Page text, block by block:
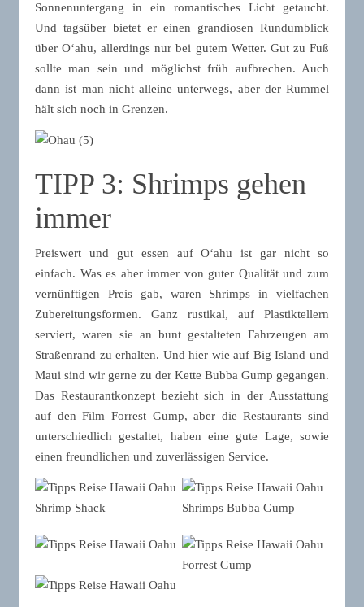
Sonnenuntergang in ein romantisches Licht getaucht.
Und tagsüber bietet er einen grandiosen Rundumblick
über Oʻahu, allerdings nur bei gutem Wetter. Gut zu Fuß
sollte man sein und möglichst früh aufbrechen. Auch
dann ist man nicht alleine unterwegs, aber der Rummel
hält sich noch in Grenzen.
TIPP 3: Shrimps gehen
immer
Preiswert und gut essen auf Oʻahu ist gar nicht so
einfach. Was es aber immer von guter Qualität und zum
vernünftigen Preis gab, waren Shrimps in vielfachen
Zubereitungsformen. Ganz rustikal, auf Plastiktellern
serviert, waren sie an bunt gestalteten Fahrzeugen am
Straßenrand zu erhalten. Und hier wie auf Big Island und
Maui sind wir gerne zu der Kette Bubba Gump gegangen.
Das Restaurantkonzept bezieht sich in der Ausstattung
auf den Film Forrest Gump, aber die Restaurants sind
unterschiedlich gestaltet, haben eine gute Lage, sowie
einen freundlichen und zuverlässigen Service.